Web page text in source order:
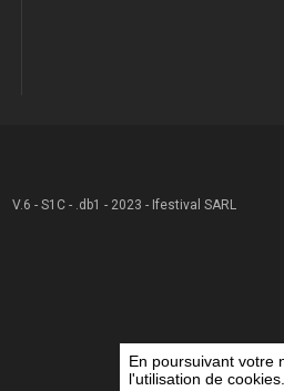
V.6 - S1C - .db1 - 2023 - Ifestival SARL
En poursuivant votre
l'utilisation de cookies.